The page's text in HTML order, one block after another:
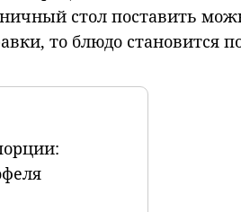
стол поставить
то блюдо становится